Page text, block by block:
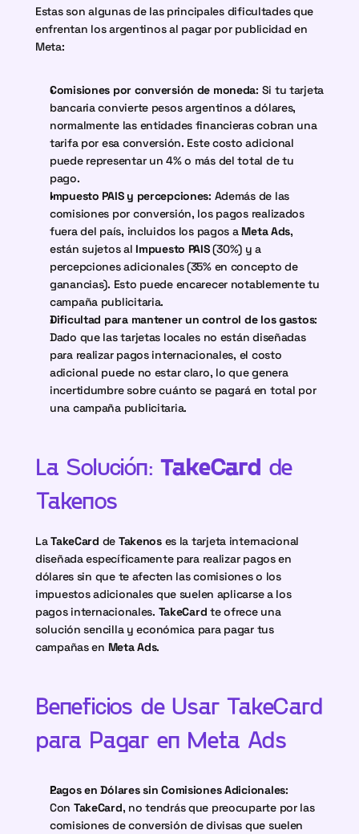
Estas son algunas de las principales dificultades que
enfrentan los argentinos al pagar por publicidad en
Meta:
Comisiones por conversión de moneda: Si tu tarjeta
bancaria convierte pesos argentinos a dólares,
normalmente las entidades financieras cobran una
tarifa por esa conversión. Este costo adicional
puede representar un 4% o más del total de tu
pago.
Impuesto PAIS y percepciones: Además de las
comisiones por conversión, los pagos realizados
fuera del país, incluidos los pagos a Meta Ads,
están sujetos al Impuesto PAIS (30%) y a
percepciones adicionales (35% en concepto de
ganancias). Esto puede encarecer notablemente tu
campaña publicitaria.
Dificultad para mantener un control de los gastos:
Dado que las tarjetas locales no están diseñadas
para realizar pagos internacionales, el costo
adicional puede no estar claro, lo que genera
incertidumbre sobre cuánto se pagará en total por
una campaña publicitaria.
La Solución: TakeCard de
Takenos
La TakeCard de Takenos es la tarjeta internacional
diseñada específicamente para realizar pagos en
dólares sin que te afecten las comisiones o los
impuestos adicionales que suelen aplicarse a los
pagos internacionales. TakeCard te ofrece una
solución sencilla y económica para pagar tus
campañas en Meta Ads.
Beneficios de Usar TakeCard
para Pagar en Meta Ads
Pagos en Dólares sin Comisiones Adicionales:
Con TakeCard, no tendrás que preocuparte por las
comisiones de conversión de divisas que suelen